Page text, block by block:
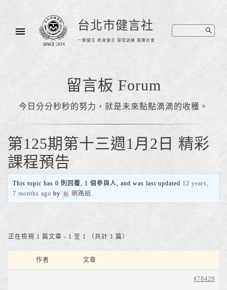
台北市健言社
一朝健言 終身健言 接受訓練 服務社會
留言板 Forum
今日分分秒秒的努力，就是未來點點滴滴的收穫。
第125期第十三週1月2日 精彩
課程預告
This topic has 0 則回覆, 1 個參與人, and was last updated 12 years,
7 months ago by 網路組 .
正在檢視 1 篇文章 - 1 至 1 （共計 1 篇）
作者 文章
#78429